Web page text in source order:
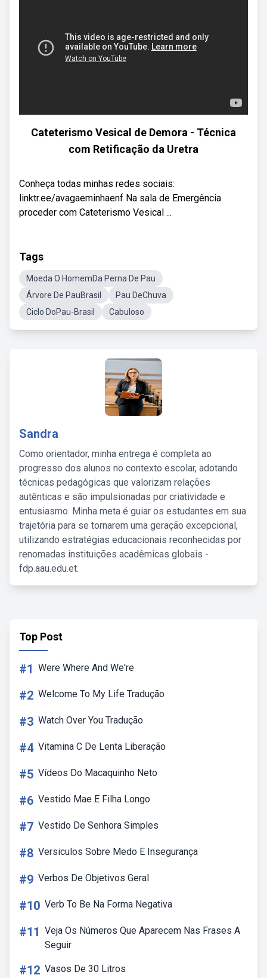
Cateterismo Vesical de Demora - Técnica
com Retificação da Uretra
Conheça todas minhas redes sociais:
linktr.ee/avagaeminhaenf Na sala de Emergência
proceder com Cateterismo Vesical ...
Tags
Moeda O HomemDa Perna De Pau
Árvore De PauBrasil
Pau DeChuva
Ciclo DoPau-Brasil
Cabuloso
Sandra
Como orientador, minha entrega é completa ao
progresso dos alunos no contexto escolar, adotando
técnicas pedagógicas que valorizam relações
autênticas e são impulsionadas por criatividade e
entusiasmo. Minha meta é guiar os estudantes em sua
trajetória para se tornarem uma geração excepcional,
utilizando estratégias educacionais reconhecidas por
renomadas instituições acadêmicas globais -
fdp.aau.edu.et.
Top Post
#1 Were Where And We're
#2 Welcome To My Life Tradução
#3 Watch Over You Tradução
#4 Vitamina C De Lenta Liberação
#5 Vídeos Do Macaquinho Neto
#6 Vestido Mae E Filha Longo
#7 Vestido De Senhora Simples
#8 Versiculos Sobre Medo E Insegurança
#9 Verbos De Objetivos Geral
#10 Verb To Be Na Forma Negativa
#11 Veja Os Números Que Aparecem Nas Frases A
Seguir
#12 Vasos De 30 Litros